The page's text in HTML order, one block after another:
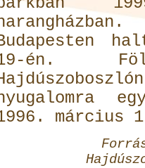
én.
március